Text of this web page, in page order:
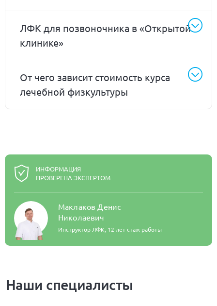
ЛФК для позвоночника в «Открытой
клинике»
От чего зависит стоимость курса
лечебной физкультуры
ИНФОРМАЦИЯ
ПРОВЕРЕНА ЭКСПЕРТОМ
Маклаков Денис
Николаевич
Инструктор ЛФК, 12 лет стаж работы
Наши специалисты